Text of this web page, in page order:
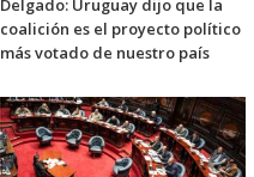
Delgado: Uruguay dijo que la
coalición es el proyecto político
más votado de nuestro país